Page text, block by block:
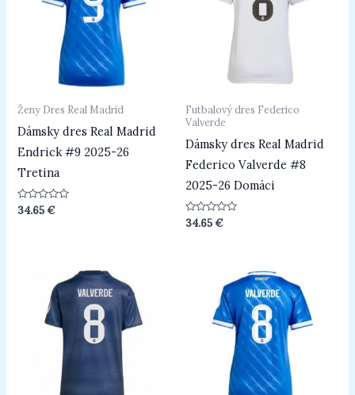
Ženy Dres Real Madrid
Dámsky dres Real Madrid
Endrick #9 2025-26
Tretina
Hodnotenie
34.65€
Futbalový dres Federico
Valverde
Dámsky dres Real Madrid
Federico Valverde #8
2025-26 Domáci
Hodnotenie
34.65€